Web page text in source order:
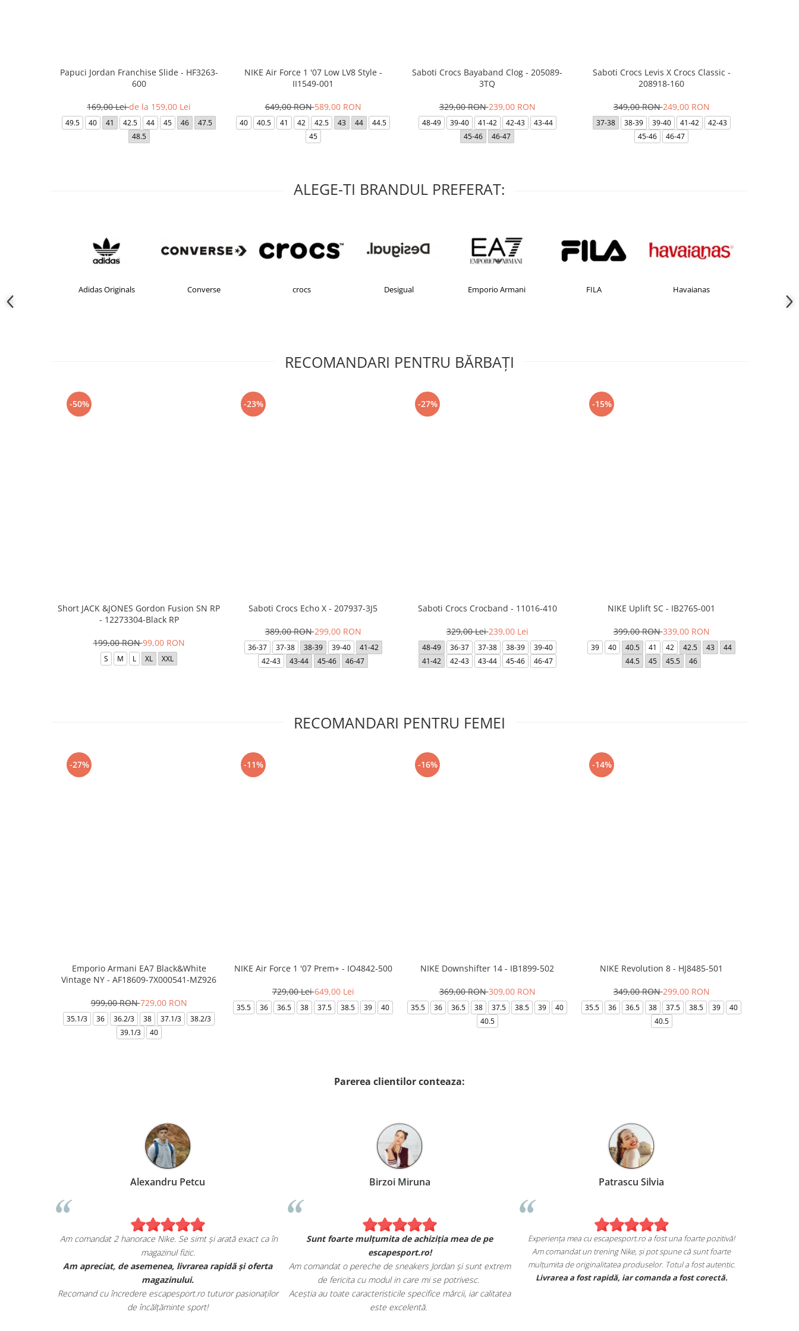
Papuci Jordan Franchise Slide - HF3263-
600
169,00 Leide la 159,00 Lei
49.5 40 41 42.5 44 45 46
47.5
48.5
NIKE Air Force 1 '07 Low LV8 Style -
II1549-001
649,00 RON589,00 RON
40 40.5 41 42 42.5 43 44
44.5
45
Saboti Crocs Bayaband Clog - 205089-
3TQ
329,00 RON239,00 RON
48-49 39-40 41-42 42-43
43-44
45-46
46-47
Saboti Crocs Levis X Crocs Classic -
208918-160
349,00 RON249,00 RON
37-38 38-39 39-40 41-42
42-43
45-46
46-47
ALEGE-TI BRANDUL PREFERAT:
Adidas Originals Converse crocs Desigual Emporio Armani FILA Havaianas
RECOMANDARI PENTRU BĂRBAŢI
-50%
Short JACK &JONES Gordon Fusion SN RP
- 12273304-Black RP
199,00 RON99,00 RON
S M L XL XXL
-23%
Saboti Crocs Echo X - 207937-3J5
389,00 RON299,00 RON
36-37 37-38 38-39 39-40
41-42
42-43
43-44 45-46 46-47
-27%
Saboti Crocs Crocband - 11016-410
329,00 Lei239,00 Lei
48-49 36-37 37-38 38-39
39-40
41-42
42-43 43-44 45-46 46-47
-15%
NIKE Uplift SC - IB2765-001
399,00 RON339,00 RON
39 40 40.5 41 42 42.5 43
44
44.5
45 45.5 46
RECOMANDARI PENTRU FEMEI
-27%
Emporio Armani EA7 Black&White
Vintage NY - AF18609-7X000541-MZ926
999,00 RON729,00 RON
35.1/3 36 36.2/3 38 37.1/3
38.2/3
39.1/3
40
-11%
NIKE Air Force 1 '07 Prem+ - IO4842-500
729,00 Lei649,00 Lei
35.5 36 36.5 38 37.5 38.5 39 40
-16%
NIKE Downshifter 14 - IB1899-502
369,00 RON309,00 RON
35.5 36 36.5 38 37.5 38.5 39
40
40.5
-14%
NIKE Revolution 8 - HJ8485-501
349,00 RON299,00 RON
35.5 36 36.5 38 37.5 38.5 39
40
40.5
Parerea clientilor conteaza:
Alexandru Petcu
Am comandat 2 hanorace Nike. Se simt și arată exact ca în
magazinul fizic.
Am apreciat, de asemenea, livrarea rapidă și oferta
magazinului.
Recomand cu încredere escapesport.ro tuturor pasionaților
de încălțăminte sport!
Birzoi Miruna
Sunt foarte mulțumita de achiziția mea de pe
escapesport.ro!
Am comandat o pereche de sneakers Jordan și sunt extrem
de fericita cu modul in care mi se potrivesc.
Aceștia au toate caracteristicile specifice mărcii, iar calitatea
este excelentă.
Patrascu Silvia
Experiența mea cu escapesport.ro a fost una foarte pozitivă!
Am comandat un trening Nike, și pot spune că sunt foarte
mulțumita de originalitatea produselor. Totul a fost autentic.
Livrarea a fost rapidă, iar comanda a fost corectă.